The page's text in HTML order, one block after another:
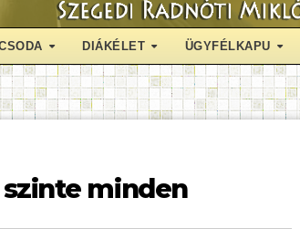
DIÁKÉLET ÜGYFÉLKAPU
minden